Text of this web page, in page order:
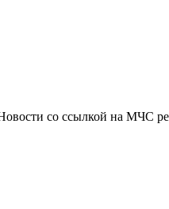
Новости со ссылкой на МЧС